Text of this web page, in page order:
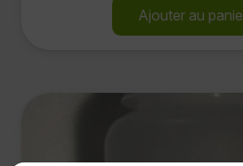
Ajouter au